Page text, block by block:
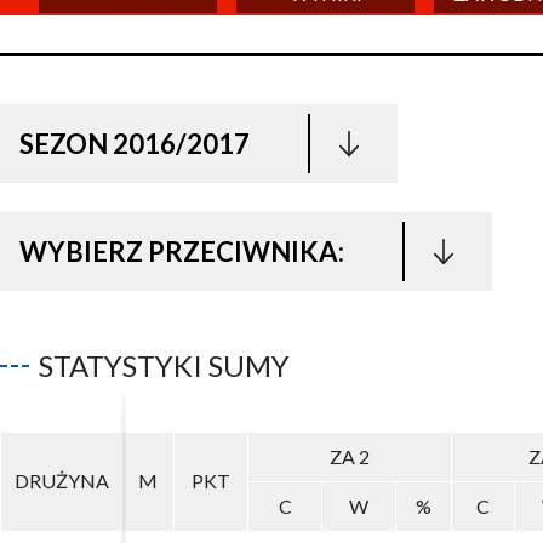
SEZON 2016/2017
WYBIERZ PRZECIWNIKA:
STATYSTYKI SUMY
DRUŻYNA M PKT
ZA 2
C
W % C
DRUŻYNA M PKT
ZA 2
C
W % C